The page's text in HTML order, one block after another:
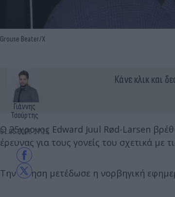
Grouse Beater/X
Γιάννης
Τσούρτης
01.05.2026 17:13
Κάνε κλικ και
Ο 25χρονος Edward Juul Rød-Larsen
έρευνας για τους γονείς του σχετικά με
Την είδηση μετέδωσε η νορβηγική